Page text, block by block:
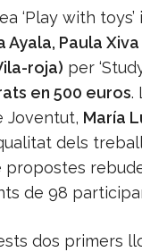
‘Play with toys’
Ayala, Paula
roja) per
en 500 euros.
Joventut, María
dels
propostes
de 98
dos primers